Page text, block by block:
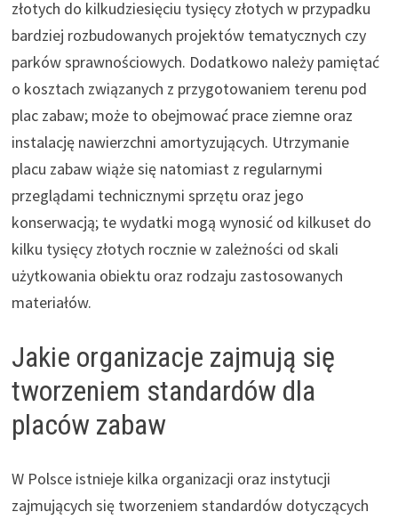
złotych do kilkudziesięciu tysięcy złotych w przypadku
bardziej rozbudowanych projektów tematycznych czy
parków sprawnościowych. Dodatkowo należy pamiętać
o kosztach związanych z przygotowaniem terenu pod
plac zabaw; może to obejmować prace ziemne oraz
instalację nawierzchni amortyzujących. Utrzymanie
placu zabaw wiąże się natomiast z regularnymi
przeglądami technicznymi sprzętu oraz jego
konserwacją; te wydatki mogą wynosić od kilkuset do
kilku tysięcy złotych rocznie w zależności od skali
użytkowania obiektu oraz rodzaju zastosowanych
materiałów.
Jakie organizacje zajmują się
tworzeniem standardów dla
placów zabaw
W Polsce istnieje kilka organizacji oraz instytucji
zajmujących się tworzeniem standardów dotyczących